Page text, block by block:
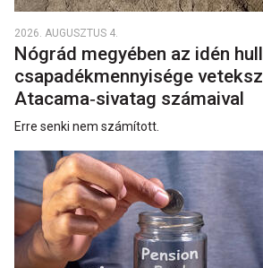
2026. AUGUSZTUS 4.
Nógrád megyében az idén
csapadékmennyisége
Atacama‑sivatag számaival
Erre senki nem számított.